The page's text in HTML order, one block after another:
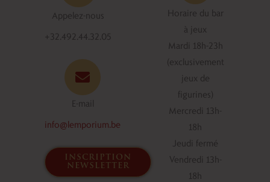
Appelez-nous
+32.492.44.32.05
E-mail
info@lemporium.be
inscription
newsletter
Horaire du bar
à jeux
Mardi 18h-23h
(exclusivement
jeux de
figurines)
Mercredi 13h-
18h
Jeudi fermé
Vendredi 13h-
18h